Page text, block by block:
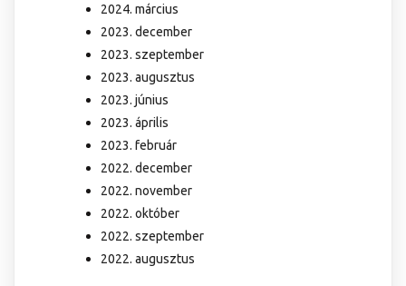
2024. március
2023. december
2023. szeptember
2023. augusztus
2023. június
2023. április
2023. február
2022. december
2022. november
2022. október
2022. szeptember
2022. augusztus